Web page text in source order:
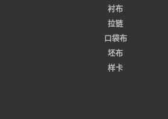
衬布
拉链
口袋布
坯布
样卡